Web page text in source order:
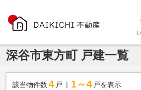
深谷市東方町 戸建一覧
該当物件数 4 戸 1～4 戸を表示